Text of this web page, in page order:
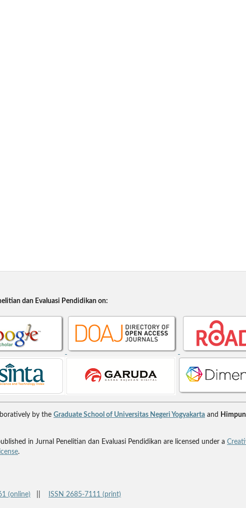
dan Evaluasi Pendidikan on:
by the Graduate School of Universitas Negeri Yogyakarta and
in Jurnal Penelitian dan Evaluasi Pendidikan are licensed under a
.
(online) ISSN 2685-7111 (print)